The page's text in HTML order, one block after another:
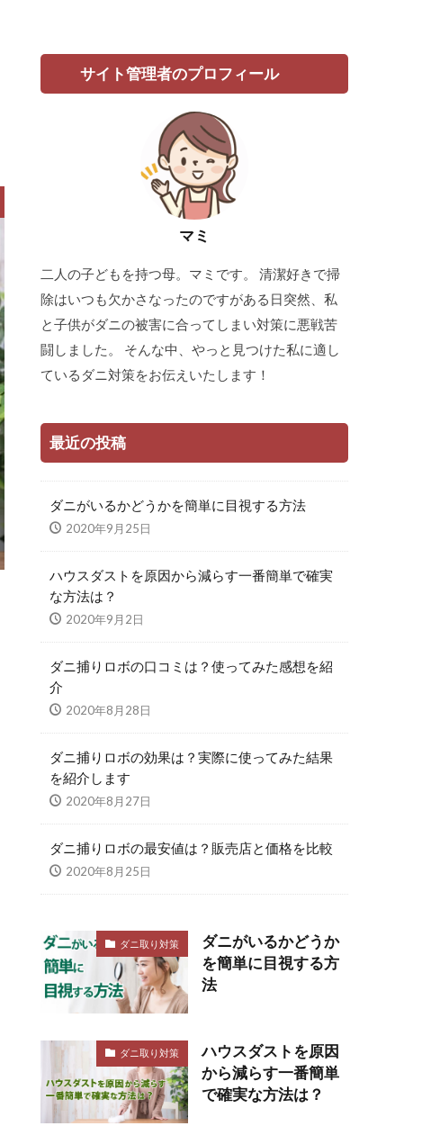
サイト管理者のプロフィール
マミ
二人の子どもを持つ母。マミです。 清潔好きで掃
除はいつも欠かさなったのですがある日突然、私
と子供がダニの被害に合ってしまい対策に悪戦苦
闘しました。 そんな中、やっと見つけた私に適し
ているダニ対策をお伝えいたします！
最近の投稿
ダニがいるかどうかを簡単に目視する方法
2020年9月25日
ハウスダストを原因から減らす一番簡単で確実
な方法は？
2020年9月2日
ダニ捕りロボの口コミは？使ってみた感想を紹
介
2020年8月28日
ダニ捕りロボの効果は？実際に使ってみた結果
を紹介します
2020年8月27日
ダニ捕りロボの最安値は？販売店と価格を比較
2020年8月25日
ダニ取り対策
ダニがいるかどうか
を簡単に目視する方
法
ダニ取り対策
ハウスダストを原因
から減らす一番簡単
で確実な方法は？